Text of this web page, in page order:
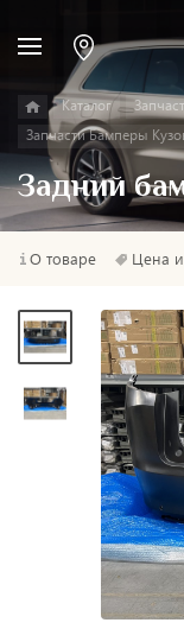
Каталог
Запчасти Бамперы
Задний
О товаре Цена и